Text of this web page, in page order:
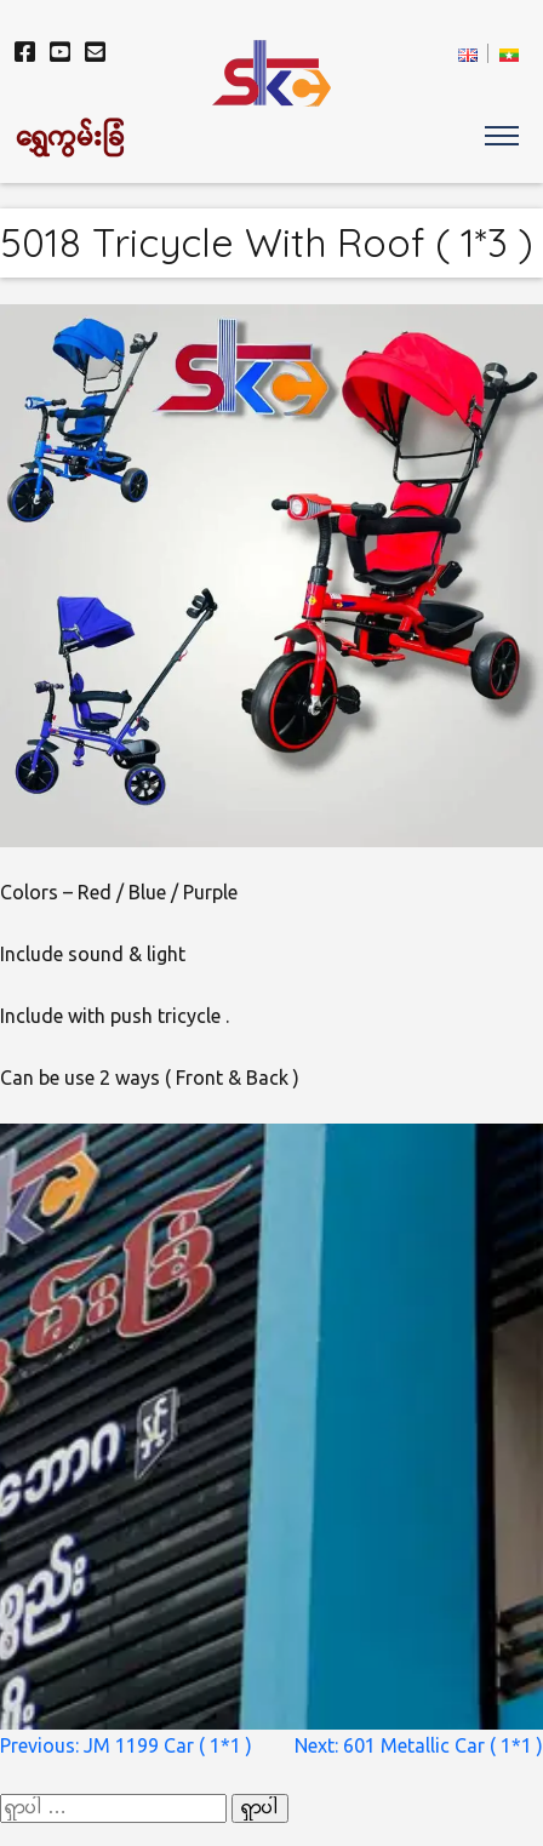
ရွှေကွမ်းခြံ
5018 Tricycle With Roof ( 1*3 )
Colors – Red / Blue / Purple
Include sound & light
Include with push tricycle .
Can be use 2 ways ( Front & Back )
စာမူ
ပြ
Previous: JM 1199 Car ( 1*1 ) Next: 601 Metallic Car ( 1*1 )
ရှာ